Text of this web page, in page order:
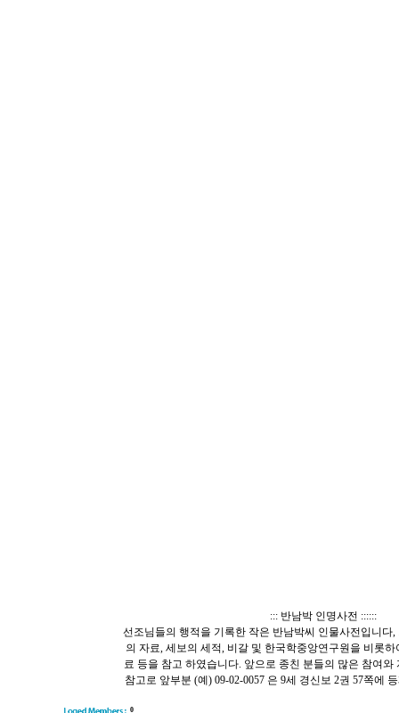
::: 반남박 인명사전 ::::::
선조님들의 행적을 기록한 작은 반남박씨 인물사전입니다
의 자료, 세보의 세적, 비갈 및 한국학중앙연구원을 비롯
료 등을 참고 하였습니다. 앞으로 종친 분들의 많은 참여와
참고로 앞부분 (예) 09-02-0057 은 9세 경신보 2권 57쪽에
0